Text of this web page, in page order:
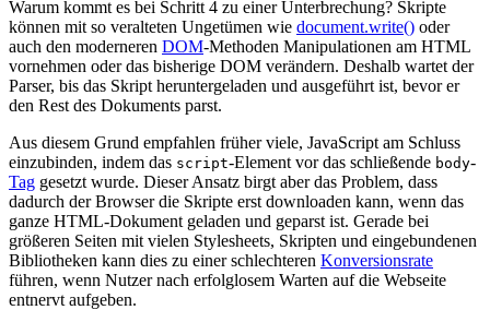
Warum kommt es bei Schritt 4 zu einer Unterbrechung? Skripte
können mit so veralteten Ungetümen wie document.write() oder
auch den moderneren DOM-Methoden Manipulationen am HTML
vornehmen oder das bisherige DOM verändern. Deshalb wartet der
Parser, bis das Skript heruntergeladen und ausgeführt ist, bevor er
den Rest des Dokuments parst.
Aus diesem Grund empfahlen früher viele, JavaScript am Schluss
einzubinden, indem das script-Element vor das schließende body-
Tag gesetzt wurde. Dieser Ansatz birgt aber das Problem, dass
dadurch der Browser die Skripte erst downloaden kann, wenn das
ganze HTML-Dokument geladen und geparst ist. Gerade bei
größeren Seiten mit vielen Stylesheets, Skripten und eingebundenen
Bibliotheken kann dies zu einer schlechteren Konversionsrate
führen, wenn Nutzer nach erfolglosem Warten auf die Webseite
entnervt aufgeben.